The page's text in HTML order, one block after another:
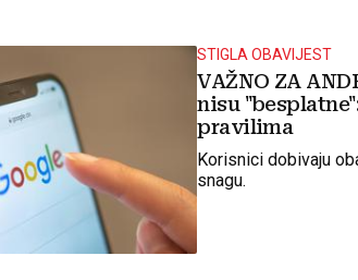
STIGLA OBAVIJEST
VAŽNO ZA
nisu
pravilima
Korisnici dobivaju
snagu.